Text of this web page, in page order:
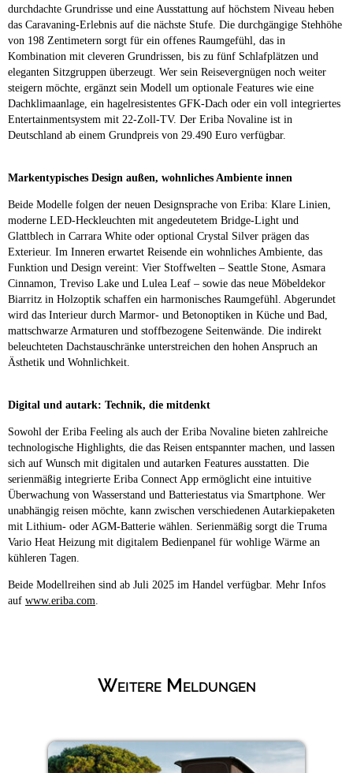
durchdachte Grundrisse und eine Ausstattung auf höchstem Niveau heben
das Caravaning-Erlebnis auf die nächste Stufe. Die durchgängige Stehhöhe
von 198 Zentimetern sorgt für ein offenes Raumgefühl, das in
Kombination mit cleveren Grundrissen, bis zu fünf Schlafplätzen und
eleganten Sitzgruppen überzeugt. Wer sein Reisevergnügen noch weiter
steigern möchte, ergänzt sein Modell um optionale Features wie eine
Dachklimaanlage, ein hagelresistentes GFK-Dach oder ein voll integriertes
Entertainmentsystem mit 22-Zoll-TV. Der Eriba Novaline ist in
Deutschland ab einem Grundpreis von 29.490 Euro verfügbar.
Markentypisches Design außen, wohnliches Ambiente innen
Beide Modelle folgen der neuen Designsprache von Eriba: Klare Linien,
moderne LED-Heckleuchten mit angedeutetem Bridge-Light und
Glattblech in Carrara White oder optional Crystal Silver prägen das
Exterieur. Im Inneren erwartet Reisende ein wohnliches Ambiente, das
Funktion und Design vereint: Vier Stoffwelten – Seattle Stone, Asmara
Cinnamon, Treviso Lake und Lulea Leaf – sowie das neue Möbeldekor
Biarritz in Holzoptik schaffen ein harmonisches Raumgefühl. Abgerundet
wird das Interieur durch Marmor- und Betonoptiken in Küche und Bad,
mattschwarze Armaturen und stoffbezogene Seitenwände. Die indirekt
beleuchteten Dachstauschränke unterstreichen den hohen Anspruch an
Ästhetik und Wohnlichkeit.
Digital und autark: Technik, die mitdenkt
Sowohl der Eriba Feeling als auch der Eriba Novaline bieten zahlreiche
technologische Highlights, die das Reisen entspannter machen, und lassen
sich auf Wunsch mit digitalen und autarken Features ausstatten. Die
serienmäßig integrierte Eriba Connect App ermöglicht eine intuitive
Überwachung von Wasserstand und Batteriestatus via Smartphone. Wer
unabhängig reisen möchte, kann zwischen verschiedenen Autarkiepaketen
mit Lithium- oder AGM-Batterie wählen. Serienmäßig sorgt die Truma
Vario Heat Heizung mit digitalem Bedienpanel für wohlige Wärme an
kühleren Tagen.
Beide Modellreihen sind ab Juli 2025 im Handel verfügbar. Mehr Infos
auf www.eriba.com
Weitere Meldungen